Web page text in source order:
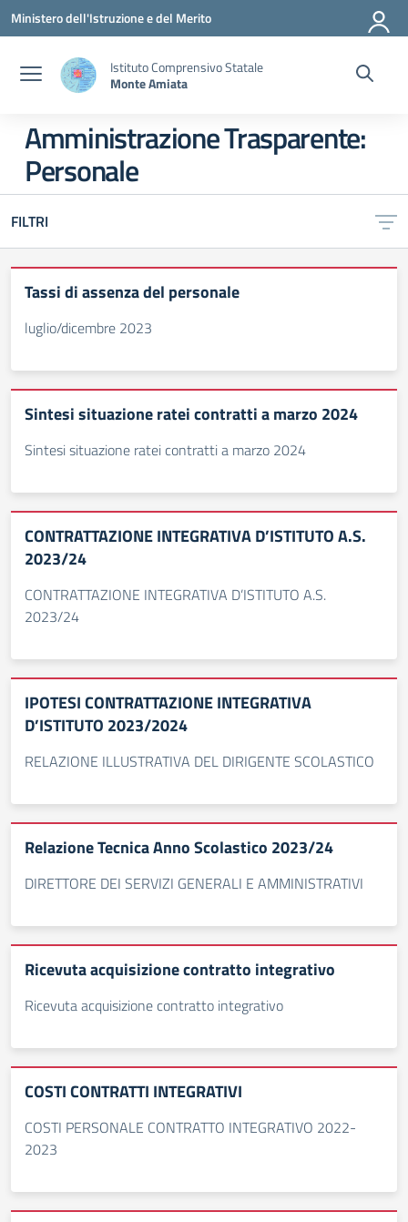
Vai ai contenuti
Vai al menu di navigazione
Vai al footer
Ministero dell'Istruzione e del Merito
Istituto Comprensivo Statale
Monte Amiata
Amministrazione Trasparente:
Personale
FILTRI
Tassi di assenza del personale
luglio/dicembre 2023
Sintesi situazione ratei contratti a marzo 2024
Sintesi situazione ratei contratti a marzo 2024
CONTRATTAZIONE INTEGRATIVA D’ISTITUTO A.S.
2023/24
CONTRATTAZIONE INTEGRATIVA D’ISTITUTO A.S.
2023/24
IPOTESI CONTRATTAZIONE INTEGRATIVA
D’ISTITUTO 2023/2024
RELAZIONE ILLUSTRATIVA DEL DIRIGENTE SCOLASTICO
Relazione Tecnica Anno Scolastico 2023/24
DIRETTORE DEI SERVIZI GENERALI E AMMINISTRATIVI
Ricevuta acquisizione contratto integrativo
Ricevuta acquisizione contratto integrativo
COSTI CONTRATTI INTEGRATIVI
COSTI PERSONALE CONTRATTO INTEGRATIVO 2022-
2023